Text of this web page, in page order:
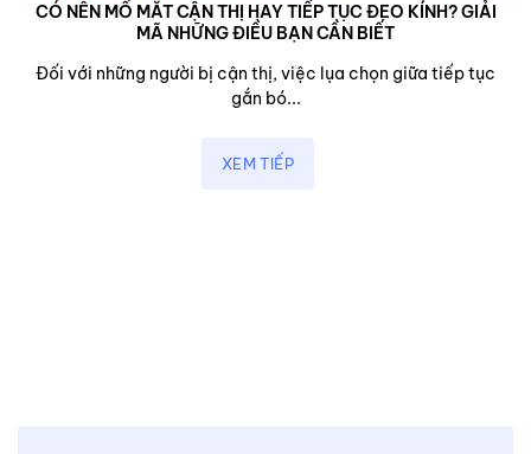
CÓ NÊN MỔ MẮT CẬN THỊ HAY TIẾP TỤC ĐEO KÍNH? GIẢI
MÃ NHỮNG ĐIỀU BẠN CẦN BIẾT
Đối với những người bị cận thị, việc lụa chọn giữa tiếp tục
gắn bó...
XEM TIẾP